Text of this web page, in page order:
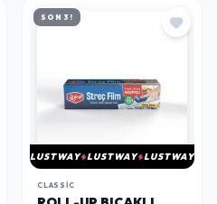
SON 3!
LUSTWAY LUSTWAY LUSTWAY
CLASSIC